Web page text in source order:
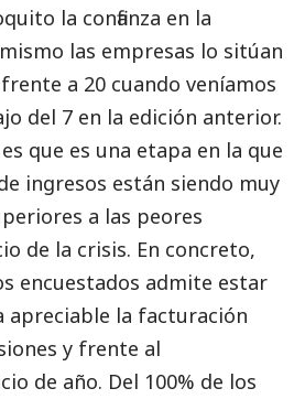
la confianza en la
las empresas lo sitúan
a 20 cuando veníamos
del 7 en la edición anterior.
que es una etapa en la que
ingresos están siendo muy
a las peores
de la crisis. En concreto,
encuestados admite estar
apreciable la facturación
y frente al
de año. Del 100% de los